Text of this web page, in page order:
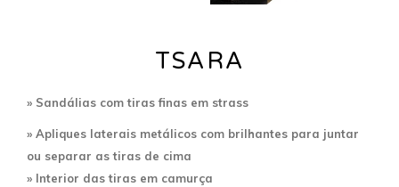
TSARA
» Sandálias com tiras finas em strass
» Apliques laterais metálicos com brilhantes para juntar
ou separar as tiras de cima
» Interior das tiras em camurça